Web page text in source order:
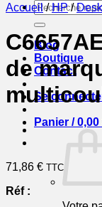
Recherche
pour :
Blog
Boutique
Contact
Se
Panier /0,00
Accueil / HP /
de
71,86 € TTC
Réf :